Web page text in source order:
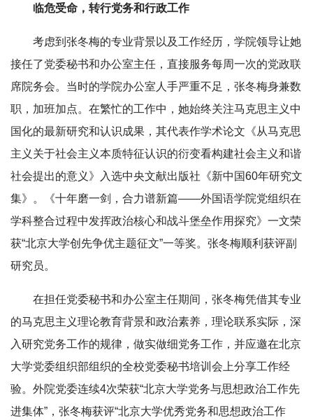
临危受命，转行党务和行政工作
考虑到张冬梅的专业背景以及工作经历，学院领导让她
接任了党委秘书和办公室主任，直接服务每周一次的党政联
席院务会。当时的学院办公室人手严重不足，张冬梅身兼数
职，加班加点。在繁忙的工作中，她始终关注马克思主义中
国化的最新研究和认识成果，其代表作学术论文《从马克思
主义关于社会主义本质特征认识的衍变看构建社会主义和谐
社会提出的意义》入选中央文献出版社《新中国60年研究文
集》。《十年磨一剑，合力谱新篇——外国语学院党组织在
学科整合过程中发挥政治核心和战斗堡垒作用探究》一文荣
获“北京大学创先争优主题征文”一等奖。张冬梅顺利获评副
研究员。
在担任党委秘书和办公室主任期间，张冬梅凭借其专业
的马克思主义理论教育背景和政治素养，理论联系实际，深
入研究党务工作的规律，做实做细党务工作，并应邀在北京
大学党委组织部组织的全校党委秘书培训会上分享工作经
验。外院党委连续4次荣获“北京大学党务与思想政治工作先
进集体”，张冬梅获评“北京大学优秀党务和思想政治工作